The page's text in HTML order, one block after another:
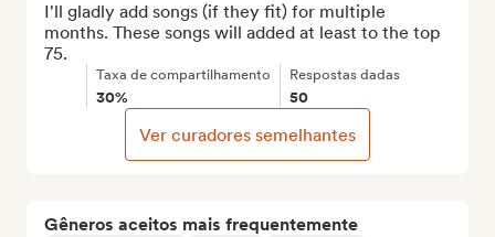
Gêneros aceitos mais frequentemente
I'll gladly add songs (if they fit) for multiple
months. These songs will added at least to the top
75.
Taxa de compartilhamento
30%
Respostas dadas
50
Ver curadores semelhantes